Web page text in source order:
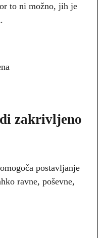
to ni možno, jih je
zakrivljeno
postavljanje
ravne, poševne,